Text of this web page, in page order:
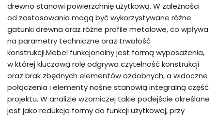
drewno stanowi powierzchnię użytkową. W zależności
od zastosowania mogą być wykorzystywane różne
gatunki drewna oraz różne profile metalowe, co wpływa
na parametry techniczne oraz trwałość
konstrukcji.Mebel funkcjonalny jest formą wyposażenia,
w której kluczową rolę odgrywa czytelność konstrukcji
oraz brak zbędnych elementów ozdobnych, a widoczne
połączenia i elementy nośne stanowią integralną część
projektu. W analizie wzorniczej takie podejście określane
jest jako redukcja formy do funkcji użytkowej, przy